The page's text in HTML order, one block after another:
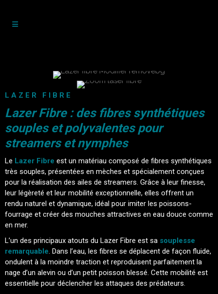
LAZER FIBRE
Lazer Fibre : des fibres synthétiques
souples et polyvalentes pour
streamers et nymphes
Le Lazer Fibre est un matériau composé de fibres synthétiques
très souples, présentées en mèches et spécialement conçues
pour la réalisation des ailes de streamers. Grâce à leur finesse,
leur légèreté et leur mobilité exceptionnelle, elles offrent un
rendu naturel et dynamique, idéal pour imiter les poissons-
fourrage et créer des mouches attractives en eau douce comme
en mer.
L’un des principaux atouts du Lazer Fibre est sa souplesse
remarquable. Dans l’eau, les fibres se déplacent de façon fluide,
ondulent à la moindre traction et reproduisent parfaitement la
nage d’un alevin ou d’un petit poisson blessé. Cette mobilité est
essentielle pour déclencher les attaques des prédateurs.